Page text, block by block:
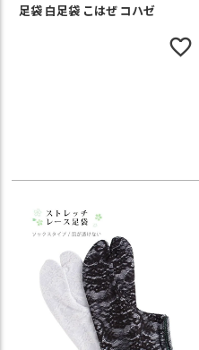
足袋 白足袋 こはぜ コハゼ